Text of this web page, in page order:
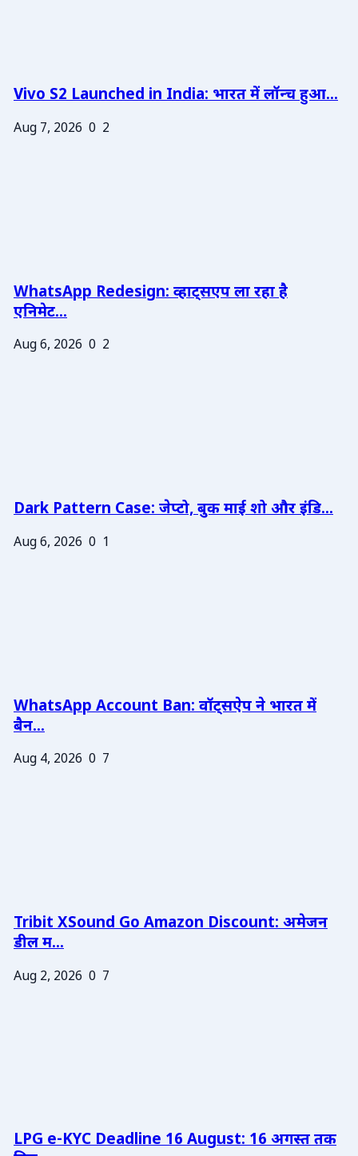
Vivo S2 Launched in India: भारत में लॉन्च हुआ...
Aug 7, 2026 0 2
WhatsApp Redesign: व्हाट्सएप ला रहा है
एनिमेट...
Aug 6, 2026 0 2
Dark Pattern Case: जेप्टो, बुक माई शो और इंडि...
Aug 6, 2026 0 1
WhatsApp Account Ban: वॉट्सऐप ने भारत में
बैन...
Aug 4, 2026 0 7
Tribit XSound Go Amazon Discount: अमेजन
डील म...
Aug 2, 2026 0 7
LPG e-KYC Deadline 16 August: 16 अगस्त तक